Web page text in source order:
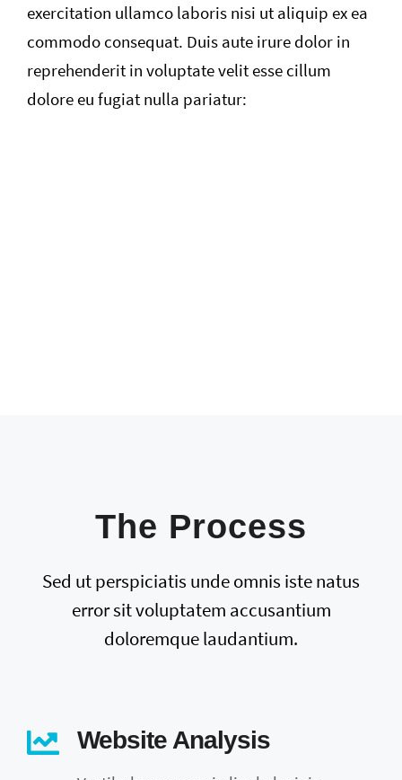
exercitation ullamco laboris nisi ut aliquip ex ea
commodo consequat. Duis aute irure dolor in
reprehenderit in voluptate velit esse cillum
dolore eu fugiat nulla pariatur:
The Process
Sed ut perspiciatis unde omnis iste natus
error sit voluptatem accusantium
doloremque laudantium.
Website Analysis